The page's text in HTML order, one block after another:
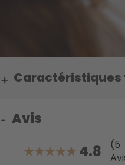
Caractéristiques
Avis
4.8
(5